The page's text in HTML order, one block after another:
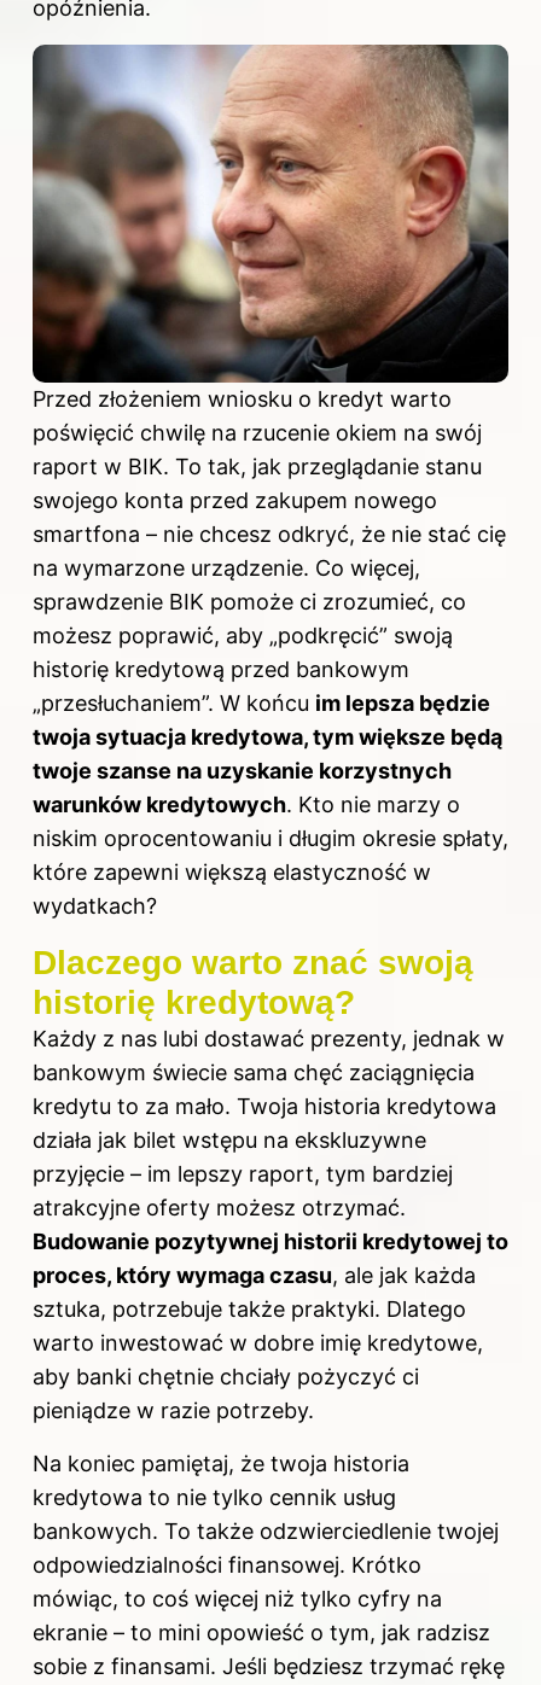
opóźnienia.
Przed złożeniem wniosku o kredyt warto
poświęcić chwilę na rzucenie okiem na swój
raport w BIK. To tak, jak przeglądanie stanu
swojego konta przed zakupem nowego
smartfona – nie chcesz odkryć, że nie stać cię
na wymarzone urządzenie. Co więcej,
sprawdzenie BIK pomoże ci zrozumieć, co
możesz poprawić, aby „podkręcić” swoją
historię kredytową przed bankowym
„przesłuchaniem”. W końcu im lepsza będzie
twoja sytuacja kredytowa, tym większe będą
twoje szanse na uzyskanie korzystnych
warunków kredytowych. Kto nie marzy o
niskim oprocentowaniu i długim okresie spłaty,
które zapewni większą elastyczność w
wydatkach?
Dlaczego warto znać swoją
historię kredytową?
Każdy z nas lubi dostawać prezenty, jednak w
bankowym świecie sama chęć zaciągnięcia
kredytu to za mało. Twoja historia kredytowa
działa jak bilet wstępu na ekskluzywne
przyjęcie – im lepszy raport, tym bardziej
atrakcyjne oferty możesz otrzymać.
Budowanie pozytywnej historii kredytowej to
proces, który wymaga czasu, ale jak każda
sztuka, potrzebuje także praktyki. Dlatego
warto inwestować w dobre imię kredytowe,
aby banki chętnie chciały pożyczyć ci
pieniądze w razie potrzeby.
Na koniec pamiętaj, że twoja historia
kredytowa to nie tylko cennik usług
bankowych. To także odzwierciedlenie twojej
odpowiedzialności finansowej. Krótko
mówiąc, to coś więcej niż tylko cyfry na
ekranie – to mini opowieść o tym, jak radzisz
sobie z finansami. Jeśli będziesz trzymać rękę